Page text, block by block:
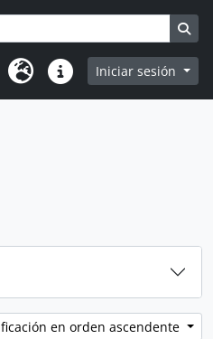
Idioma Enlaces rápidos
Iniciar sesión
en orden ascendente